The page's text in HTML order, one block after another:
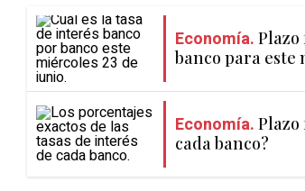
Economía. Plazo
banco para este
Economía. Plazo
cada banco?